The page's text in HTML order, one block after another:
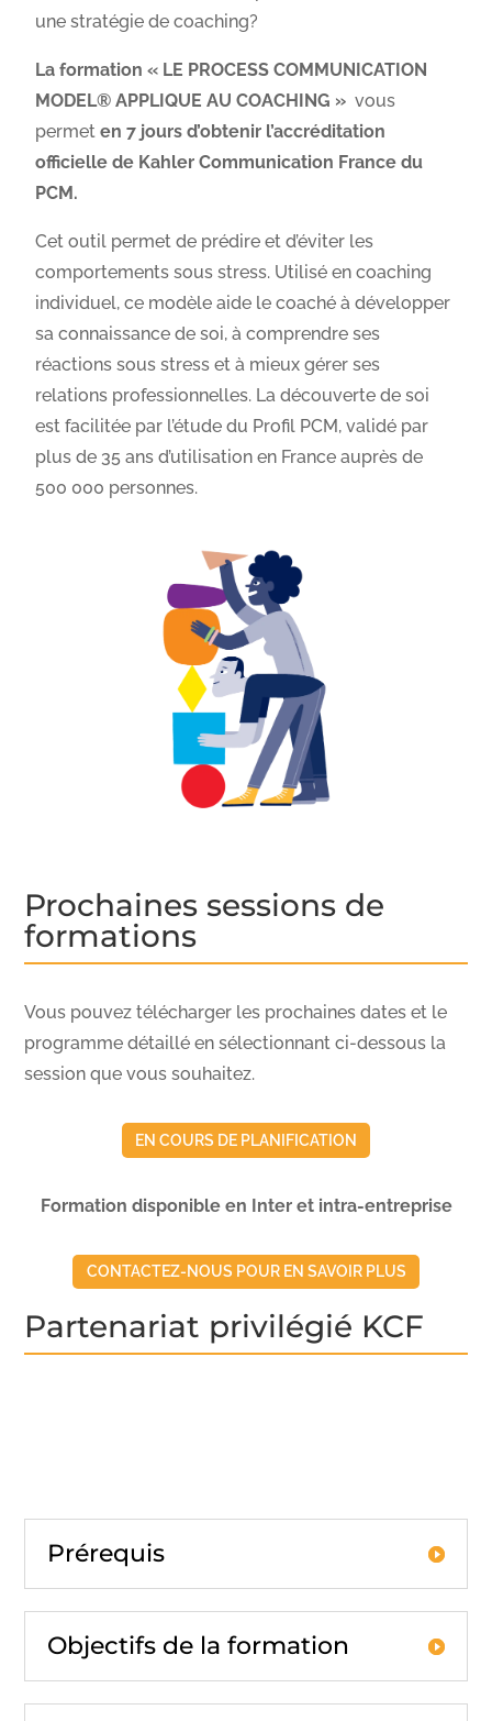
une stratégie de coaching?
La formation « LE PROCESS COMMUNICATION
MODEL® APPLIQUE AU COACHING » vous
permeten 7 jours d’obtenir l’accréditation
officielle de Kahler Communication France du
PCM.
Cet outil permet de prédire et d’éviter les
comportements sous stress. Utilisé en coaching
individuel, ce modèle aide le coaché à développer
sa connaissance de soi, à comprendre ses
réactions sous stress et à mieux gérer ses
relations professionnelles. La découverte de soi
est facilitée par l’étude du Profil PCM, validé par
plus de 35 ans d’utilisation en France auprès de
500 000 personnes.
Prochaines sessions de
formations
Vous pouvez télécharger les prochaines dates et le
programme détaillé en sélectionnant ci-dessous la
session que vous souhaitez.
EN COURS DE PLANIFICATION
Formation disponible en Inter et intra-entreprise
CONTACTEZ-NOUS POUR EN SAVOIR PLUS
Partenariat privilégié KCF
Prérequis
Objectifs de la formation